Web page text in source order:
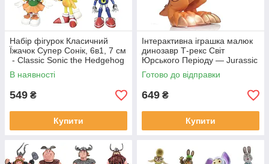
Набір фігурок Класичний
Їжачок Супер Сонік, 6в1, 7 см
- Classic Sonic the Hedgehog
В наявності
549 ₴
Купити
Інтерактивна іграшка малюк
динозавр Т-рекс Світ
Юрського Періоду — Jurassic
World, T-rex
Готово до відправки
649 ₴
Купити